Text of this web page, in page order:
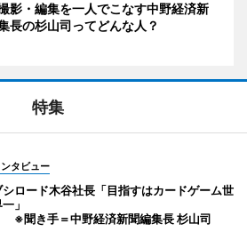
影・編集を一人でこなす中野経済新
長の杉山司ってどんな人？
特集
タビュー
シロード木谷社長「目指すはカードゲーム世
」
聞き手＝中野経済新聞編集長 杉山司